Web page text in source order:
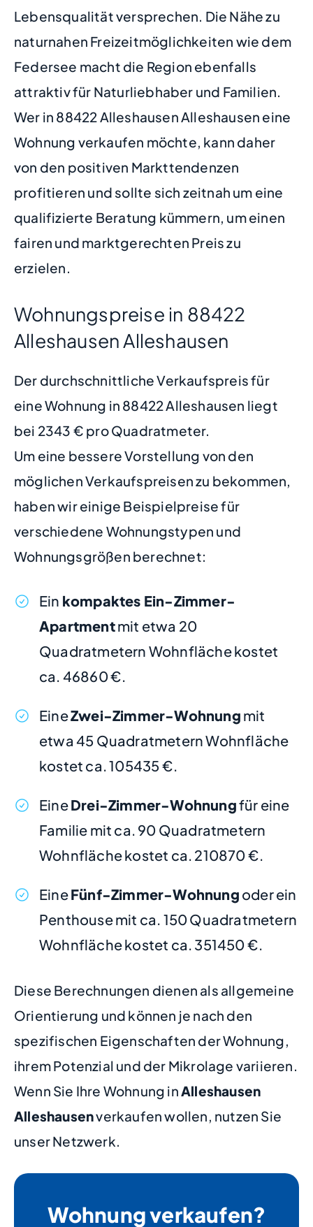
Lebensqualität versprechen. Die Nähe zu
naturnahen Freizeitmöglichkeiten wie dem
Federsee macht die Region ebenfalls
attraktiv für Naturliebhaber und Familien.
Wer in 88422 Alleshausen Alleshausen eine
Wohnung verkaufen möchte, kann daher
von den positiven Markttendenzen
profitieren und sollte sich zeitnah um eine
qualifizierte Beratung kümmern, um einen
fairen und marktgerechten Preis zu
erzielen.
Wohnungspreise in 88422
Alleshausen Alleshausen
Der durchschnittliche Verkaufspreis für
eine Wohnung in 88422 Alleshausen liegt
bei 2343 € pro Quadratmeter.
Um eine bessere Vorstellung von den
möglichen Verkaufspreisen zu bekommen,
haben wir einige Beispielpreise für
verschiedene Wohnungstypen und
Wohnungsgrößen berechnet:
Ein kompaktes Ein-Zimmer-
Apartmentmit etwa 20
Quadratmetern Wohnfläche kostet
ca. 46860 €.
EineZwei-Zimmer-Wohnung mit
etwa 45 Quadratmetern Wohnfläche
kostet ca. 105435 €.
EineDrei-Zimmer-Wohnungfür eine
Familie mit ca. 90 Quadratmetern
Wohnfläche kostet ca. 210870 €.
EineFünf-Zimmer-Wohnung oder ein
Penthouse mit ca. 150 Quadratmetern
Wohnfläche kostet ca. 351450 €.
Diese Berechnungen dienen als allgemeine
Orientierung und können je nach den
spezifischen Eigenschaften der Wohnung,
ihrem Potenzial und der Mikrolage variieren.
Wenn Sie Ihre Wohnung in Alleshausen
Alleshausenverkaufen wollen, nutzen Sie
unser Netzwerk.
Wohnung verkaufen?